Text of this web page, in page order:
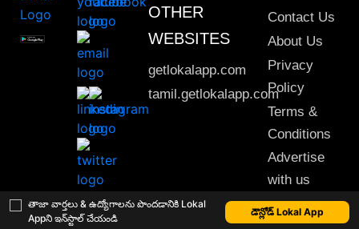
తాజా వార్తలు & ఉద్యోగాలను పొందడానికి Lokal
Appని ఇన్‌స్టాల్ చేయండి
డౌన్లోడ్ Lokal App
OTHER
WEBSITES
getlokalapp.com
tamil.getlokalapp.com
Contact Us
About Us
Privacy
Policy
Terms &
Conditions
Advertise
with us
Sitemap
This material may not be published, transmitted, rewritten or redistributed. © 2020 Lokal App. All rights reserved.